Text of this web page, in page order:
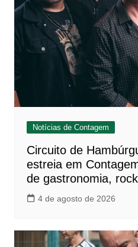
Notícias de Contagem
Circuito de
estreia em
de gastronomia,
4 de agosto de 2026